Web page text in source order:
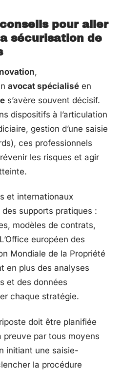
pour aller
sécurisation de
,
avocat spécialisé en
s’avère souvent décisif.
dispositifs à l’articulation
gestion d’une saisie
ces professionnels
les risques et agir
et internationaux
supports pratiques :
modèles de contrats,
européen des
Mondiale de la Propriété
en plus des analyses
et des données
chaque stratégie.
doit être planifiée
preuve par tous moyens
initiant une saisie-
la procédure